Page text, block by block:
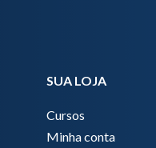
SUA LOJA
Cursos
Minha conta